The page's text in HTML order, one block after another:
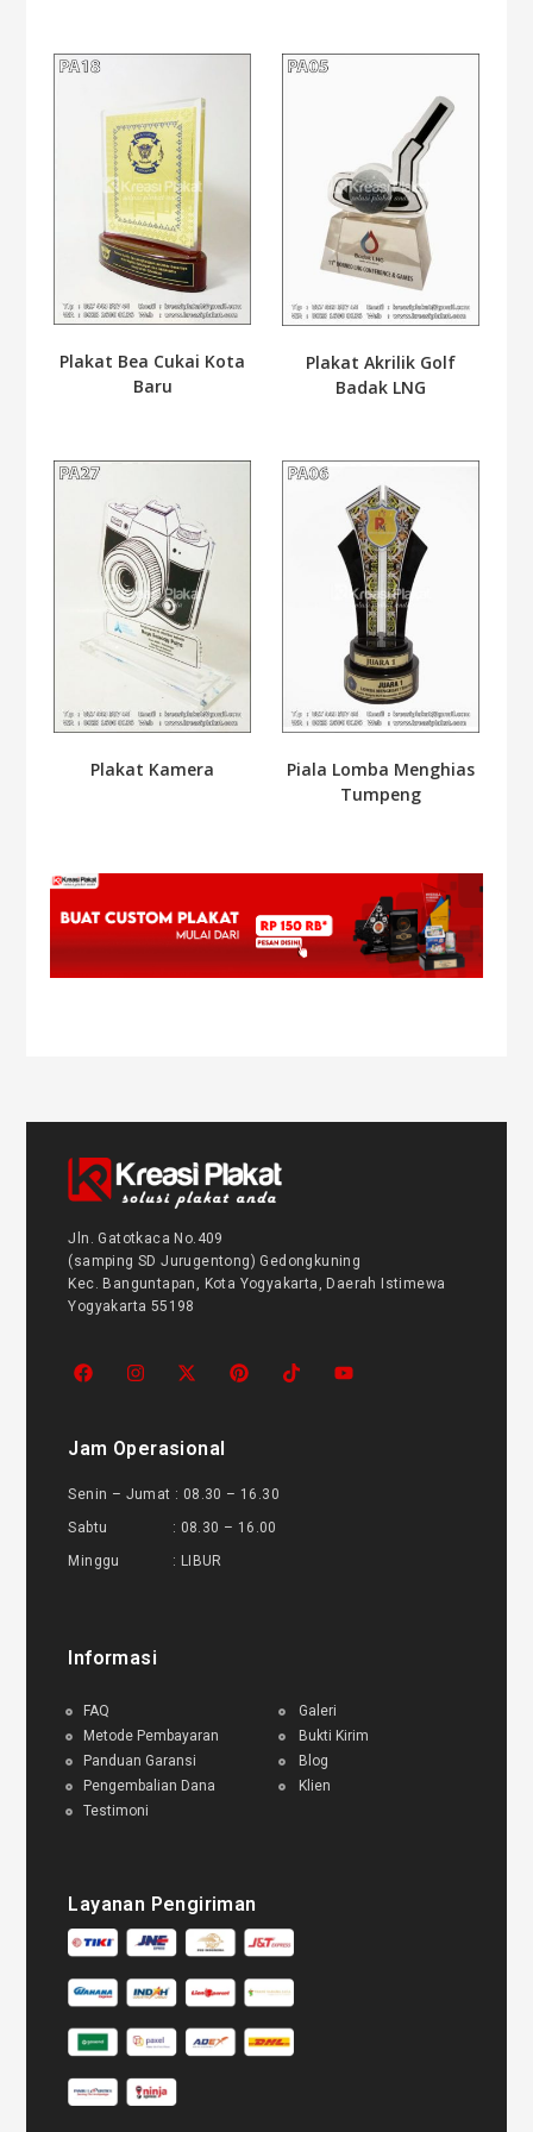
Plakat Bea Cukai Kota
Baru
Plakat Akrilik Golf
Badak LNG
Plakat Kamera
Piala Lomba Menghias
Tumpeng
Jln. Gatotkaca No.409
(samping SD Jurugentong) Gedongkuning
Kec. Banguntapan, Kota Yogyakarta, Daerah Istimewa
Yogyakarta 55198
Jam Operasional
Senin – Jumat : 08.30 – 16.30
Sabtu : 08.30 – 16.00
Minggu : LIBUR
Informasi
FAQ
Metode Pembayaran
Panduan Garansi
Pengembalian Dana
Testimoni
Galeri
Bukti Kirim
Blog
Klien
Layanan Pengiriman